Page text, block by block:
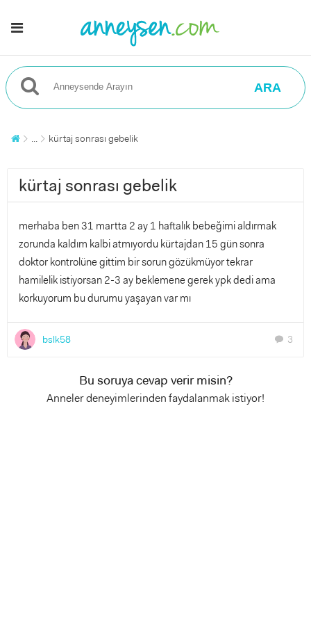
ARA
... kürtaj sonrası gebelik
kürtaj sonrası gebelik
merhaba ben 31 martta 2 ay 1 haftalık bebeğimi aldırmak
zorunda kaldım kalbi atmıyordu kürtajdan 15 gün sonra
doktor kontrolüne gittim bir sorun gözükmüyor tekrar
hamilelik istiyorsan 2-3 ay beklemene gerek ypk dedi ama
korkuyorum bu durumu yaşayan var mı
bslk58 chat 3
Bu soruya cevap verir misin?
Anneler deneyimlerinden faydalanmak istiyor!